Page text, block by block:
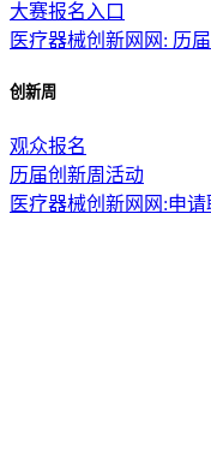
大赛报名入口
医疗器械创新网网: 历
创新周
观众报名
历届创新周活动
医疗器械创新网网:申